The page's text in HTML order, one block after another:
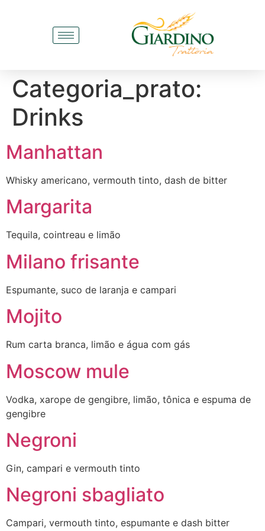
Categoria_prato:
Drinks
Manhattan
Whisky americano, vermouth tinto, dash de bitter
Margarita
Tequila, cointreau e limão
Milano frisante
Espumante, suco de laranja e campari
Mojito
Rum carta branca, limão e água com gás
Moscow mule
Vodka, xarope de gengibre, limão, tônica e espuma de
gengibre
Negroni
Gin, campari e vermouth tinto
Negroni sbagliato
Campari, vermouth tinto, espumante e dash bitter